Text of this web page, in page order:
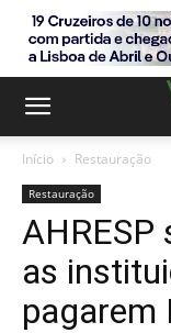
Início Restauração
Restauração
as
pagarem